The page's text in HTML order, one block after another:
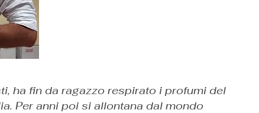
ha fin da ragazzo respirato i profumi del
Per anni poi si allontana dal mondo